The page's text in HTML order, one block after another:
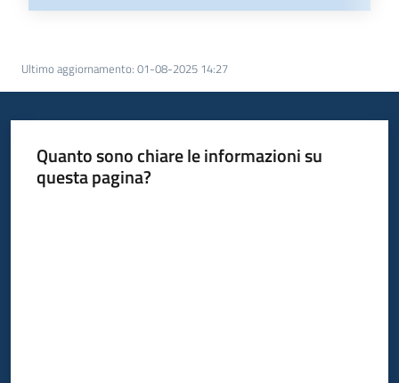
Ultimo aggiornamento: 01-08-2025 14:27
Quanto sono chiare le informazioni su
questa pagina?